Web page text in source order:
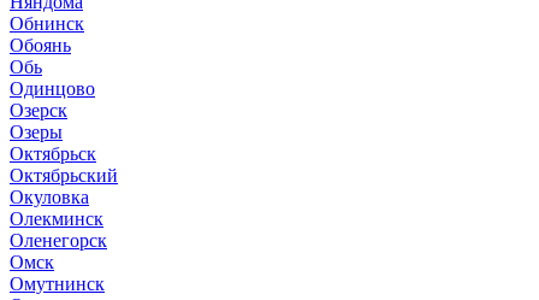
Обнинск
Обоянь
Обь
Одинцово
Озерск
Озеры
Октябрьск
Октябрьский
Окуловка
Олекминск
Оленегорск
Омск
Омутнинск